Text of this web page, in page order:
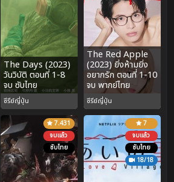
The Days (2023)
วันวิบัติ ตอนที่ 1-8
จบ ซับไทย
ซีรีย์ญี่ปุ่น
The Red Apple
(2023) ยิ่งห้ามยิ่ง
อยากรัก ตอนที่ 1-10
จบ พากย์ไทย
ซีรีย์ญี่ปุ่น
7.431
จบแล้ว
ซับไทย
7
จบแล้ว
ซับไทย
18/18